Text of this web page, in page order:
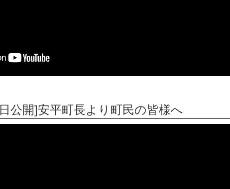
公開]安平町長より町民の皆様へ